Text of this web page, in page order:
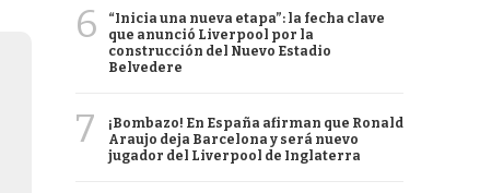
6
“Inicia una nueva etapa”: la fecha clave
que anunció Liverpool por la
construcción del Nuevo Estadio
Belvedere
7
¡Bombazo! En España afirman que Ronald
Araujo deja Barcelona y será nuevo
jugador del Liverpool de Inglaterra